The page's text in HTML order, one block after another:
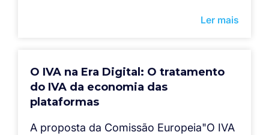
Ler mais
O IVA na Era Digital: O tratamento
do IVA da economia das
plataformas
A proposta da Comissão Europeia"O IVA